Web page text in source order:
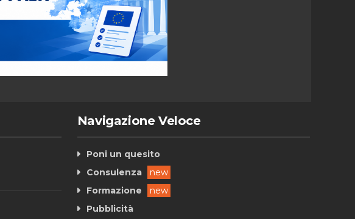
Navigazione Veloce
Poni un quesito
Consulenza
new
Formazione
new
Pubblicità